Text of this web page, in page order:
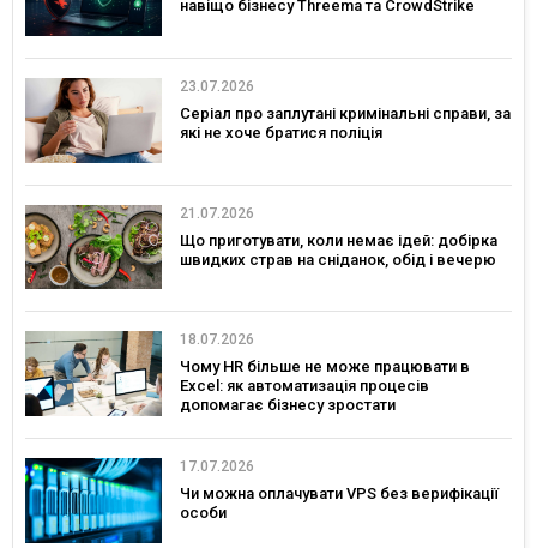
навіщо бізнесу Threema та CrowdStrike
23.07.2026
Серіал про заплутані кримінальні справи, за
які не хоче братися поліція
21.07.2026
Що приготувати, коли немає ідей: добірка
швидких страв на сніданок, обід і вечерю
18.07.2026
Чому HR більше не може працювати в
Excel: як автоматизація процесів
допомагає бізнесу зростати
17.07.2026
Чи можна оплачувати VPS без верифікації
особи